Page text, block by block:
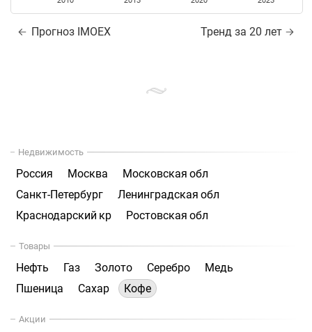
Прогноз IMOEX Тренд за 20 лет
Недвижимость
Россия Москва
Московская обл
Санкт-Петербург
Ленинградская обл
Краснодарский кр
Ростовская обл
Товары
Нефть Газ Золото Серебро
Медь
Пшеница
Сахар Кофе
Акции